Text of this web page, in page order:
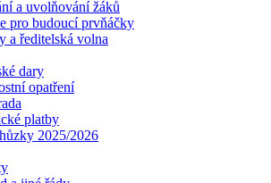
a uvolňování žáků
pro budoucí prvňáčky
a ředitelská volna
dary
opatření
platby
2025/2026